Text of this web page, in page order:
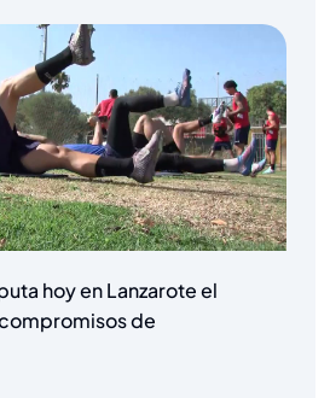
hoy en Lanzarote el
de